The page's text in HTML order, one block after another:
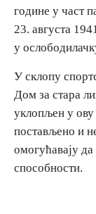
Откриј Српску
године у част
23. августа
у
У склопу
Дом за стара
уклопљен у ову
постављено и
омогућавају
способности.